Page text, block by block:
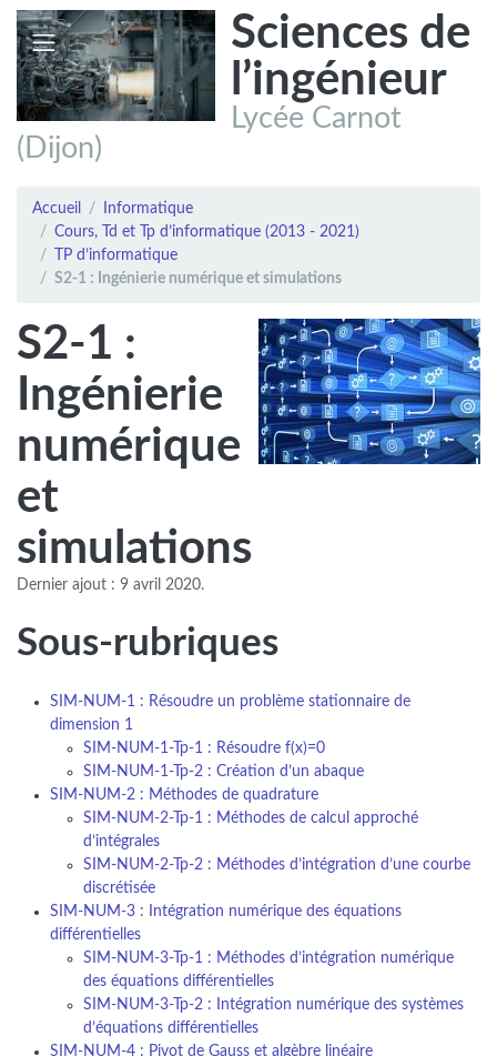
Sciences de
l’ingénieur
Lycée Carnot
(Dijon)
Accueil
Informatique
Cours, Td et Tp d’informatique (2013 - 2021)
TP d’informatique
S2-1 : Ingénierie numérique et simulations
S2-1 :
Ingénierie
numérique
et
simulations
Dernier ajout : 9 avril 2020.
Sous-rubriques
SIM-NUM-1 : Résoudre un problème stationnaire de
dimension 1
SIM-NUM-1-Tp-1 : Résoudre f(x)=0
SIM-NUM-1-Tp-2 : Création d’un abaque
SIM-NUM-2 : Méthodes de quadrature
SIM-NUM-2-Tp-1 : Méthodes de calcul approché
d’intégrales
SIM-NUM-2-Tp-2 : Méthodes d’intégration d’une courbe
discrétisée
SIM-NUM-3 : Intégration numérique des équations
différentielles
SIM-NUM-3-Tp-1 : Méthodes d’intégration numérique
des équations différentielles
SIM-NUM-3-Tp-2 : Intégration numérique des systèmes
d’équations différentielles
SIM-NUM-4 : Pivot de Gauss et algèbre linéaire